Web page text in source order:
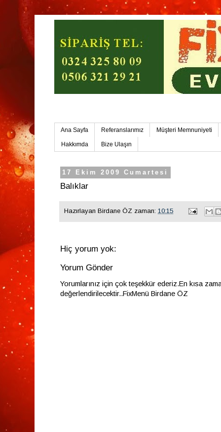
Ana Sayfa Referanslarımız Müşteri Memnuniyeti
Hakkımda Bize Ulaşın
17 Ekim 2009 Cumartesi
Balıklar
Hazırlayan Birdane ÖZ zaman: 10:15
Hiç yorum yok:
Yorum Gönder
Yorumlarınız için çok teşekkür ederiz.En kısa
değerlendirilecektir..FixMenü Birdane ÖZ